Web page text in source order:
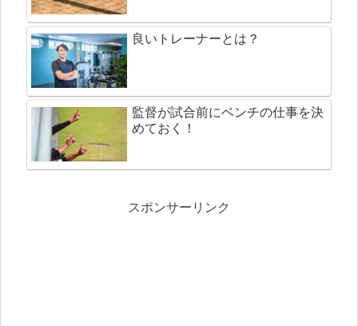
良いトレーナーとは？
監督が試合前にベンチの仕事を決
めておく！
スポンサーリンク